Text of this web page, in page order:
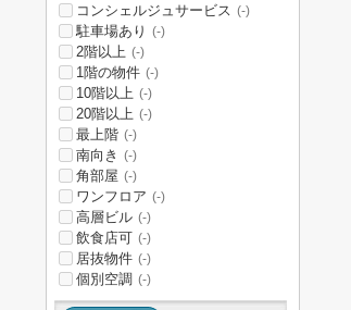
コンシェルジュサービス (-)
駐車場あり (-)
2階以上 (-)
1階の物件 (-)
10階以上 (-)
20階以上 (-)
最上階 (-)
南向き (-)
角部屋 (-)
ワンフロア (-)
高層ビル (-)
飲食店可 (-)
居抜物件 (-)
個別空調 (-)